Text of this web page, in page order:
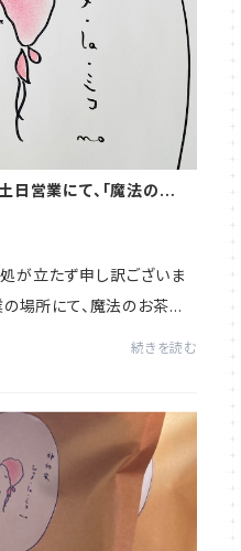
日営業にて、「魔法のお
が立たず申し訳ございま
場所にて、魔法のお茶を
続きを読む